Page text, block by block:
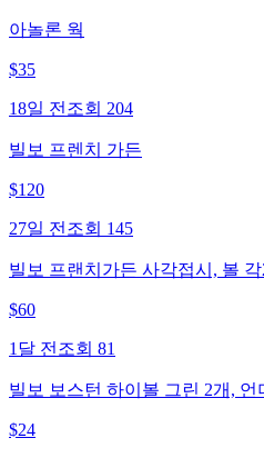
아놀론 웍
$35
18일 전 조회 204
빌보 프렌치 가든
$120
27일 전 조회 145
빌보 프랜치가든 사각접시, 볼
$60
1달 전 조회 81
빌보 보스턴 하이볼 그린 2개, 언
$24